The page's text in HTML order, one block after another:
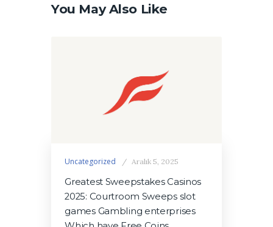
You May Also Like
Uncategorized Aralık 5, 2025
Greatest Sweepstakes Casinos
2025: Courtroom Sweeps slot
games Gambling enterprises